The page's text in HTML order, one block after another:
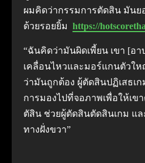
ผมคิดว่ากรรมการตัดสิน มันย
ด้วยรอยยิ้ม https://
“ฉันคิดว่ามันผิดเพี้ยน เขา [อา
เคลื่อนไหวและมอร์แกนตัวใ
ว่ามันถูกต้อง ผู้ตัดสินปฏิเสธเ
การมองไปที่จอภาพเพื่อให้เข
ตัสิน ช่วยผู้ตัดสินตัดสินเกม แ
ทางฝั่งขวา”